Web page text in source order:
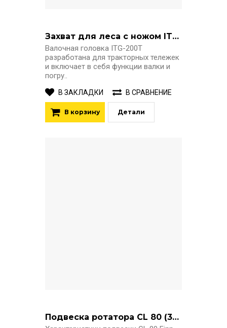
Захват для леса с ножом ITG-200T
Валочная головка ITG-200T
разработана для тракторных тележек
и включает в себя функции валки и
погру..
В ЗАКЛАДКИ В СРАВНЕНИЕ
В корзину Детали
Подвеска ротатора CL 80 (35/35)